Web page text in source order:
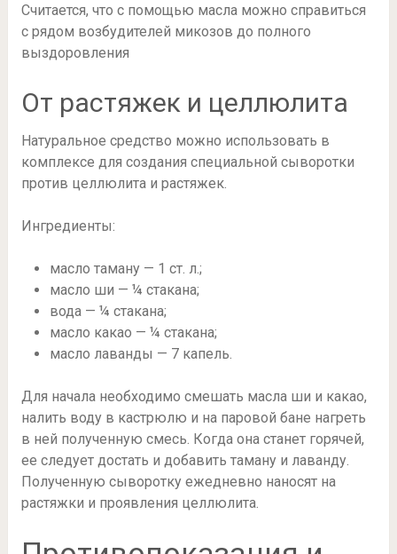
Считается, что с помощью масла можно справиться
с рядом возбудителей микозов до полного
выздоровления
От растяжек и целлюлита
Натуральное средство можно использовать в
комплексе для создания специальной сыворотки
против целлюлита и растяжек.
Ингредиенты:
масло таману — 1 ст. л.;
масло ши — ¼ стакана;
вода — ¼ стакана;
масло какао — ¼ стакана;
масло лаванды — 7 капель.
Для начала необходимо смешать масла ши и какао,
налить воду в кастрюлю и на паровой бане нагреть
в ней полученную смесь. Когда она станет горячей,
ее следует достать и добавить таману и лаванду.
Полученную сыворотку ежедневно наносят на
растяжки и проявления целлюлита.